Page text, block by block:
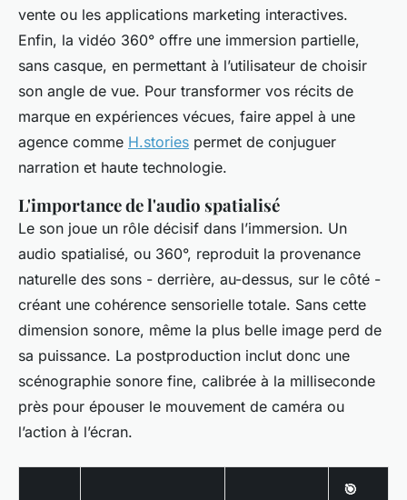
vente ou les applications marketing interactives.
Enfin, la vidéo 360° offre une immersion partielle,
sans casque, en permettant à l’utilisateur de choisir
son angle de vue. Pour transformer vos récits de
marque en expériences vécues, faire appel à une
agence comme H.stories permet de conjuguer
narration et haute technologie.
L'importance de l'audio spatialisé
Le son joue un rôle décisif dans l’immersion. Un
audio spatialisé, ou 360°, reproduit la provenance
naturelle des sons - derrière, au-dessus, sur le côté -
créant une cohérence sensorielle totale. Sans cette
dimension sonore, même la plus belle image perd de
sa puissance. La postproduction inclut donc une
scénographie sonore fine, calibrée à la milliseconde
près pour épouser le mouvement de caméra ou
l’action à l’écran.
🎯